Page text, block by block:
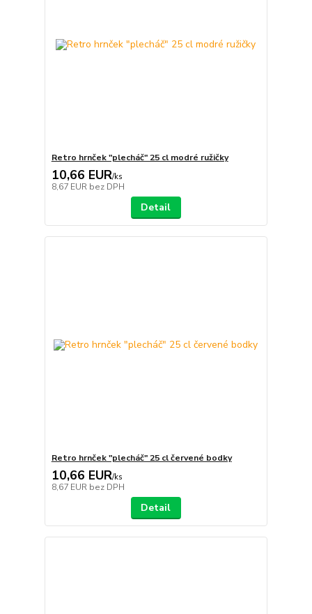
Retro hrnček "plecháč" 25 cl modré ružičky
10,66 EUR/ks
8,67 EUR bez DPH
Detail
Retro hrnček "plecháč" 25 cl červené bodky
10,66 EUR/ks
8,67 EUR bez DPH
Detail